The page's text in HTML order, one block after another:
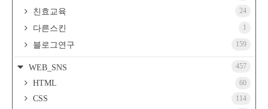
친효교육 24
다른스킨 1
블로그연구 159
WEB_SNS 457
HTML 60
CSS 114